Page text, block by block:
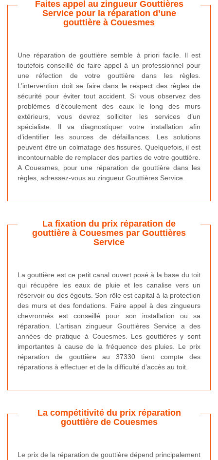
Faites appel au zingueur Gouttières
Service pour la réparation d’une
gouttière à Couesmes
Une réparation de gouttière semble à priori facile. Il est
toutefois conseillé de faire appel à un professionnel pour
une réfection de votre gouttière dans les règles.
L’intervention doit se faire dans le respect des règles de
sécurité pour éviter tout accident. Si vous observez des
problèmes d’écoulement des eaux le long des murs
extérieurs, vous devrez solliciter les services d’un
spécialiste. Il va diagnostiquer votre installation afin
d’identifier les sources de défaillances. Les solutions
peuvent être un colmatage des fissures. Quelquefois, il est
incontournable de remplacer des parties de votre gouttière.
A Couesmes, pour une réparation de gouttière dans les
règles, adressez-vous au zingueur Gouttières Service.
La fixation du prix réparation de
gouttière à Couesmes par Gouttières
Service
La gouttière est ce petit canal ouvert posé à la base du toit
qui récupère les eaux de pluie et les canalise vers un
réservoir ou des égouts. Son rôle est capital à la protection
des murs et des fondations. Faire appel à des zingueurs
chevronnés est conseillé pour son installation ou sa
réparation. L’artisan zingueur Gouttières Service a des
années de pratique à Couesmes. Les gouttières y sont
importantes à cause de la fréquence des pluies. Le prix
réparation de gouttière au 37330 tient compte des
réparations à effectuer et de la difficulté d’accès au toit.
La compétitivité du prix réparation
gouttière de Couesmes
Le prix de la réparation de gouttière dépend principalement